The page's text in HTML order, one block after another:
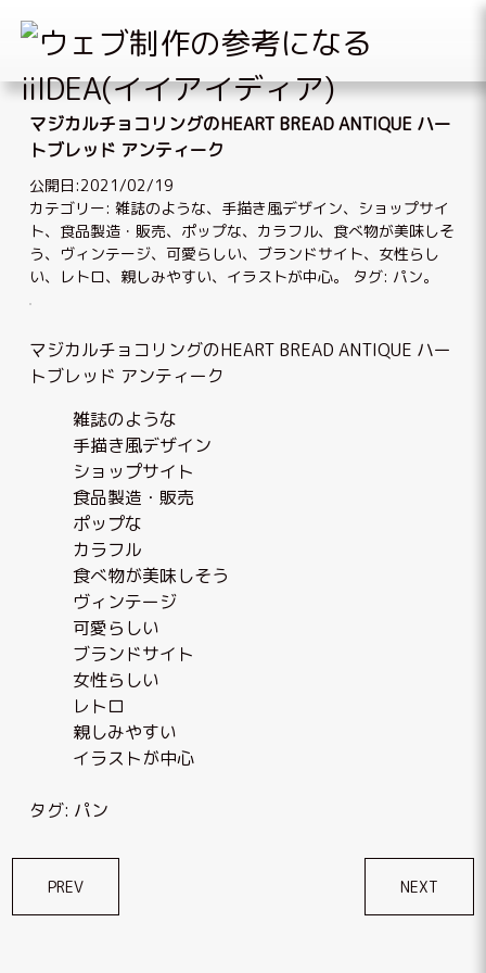
Skip
content
マジカルチョコリングのHEART BREAD ANTIQUE ハー
トブレッド アンティーク
公開日:2021/02/19
カテゴリー:雑誌のような、 手描き風デザイン、 ショップサイ
ト、 食品製造・販売、 ポップな、 カラフル、 食べ物が美味しそ
う、 ヴィンテージ、 可愛らしい、 ブランドサイト、 女性らし
い、 レトロ、 親しみやすい、 イラストが中心。 タグ: パン。
マジカルチョコリングのHEART BREAD ANTIQUE ハー
トブレッド アンティーク
雑誌のような
手描き風デザイン
ショップサイト
食品製造・販売
ポップな
カラフル
食べ物が美味しそう
ヴィンテージ
可愛らしい
ブランドサイト
女性らしい
レトロ
親しみやすい
イラストが中心
タグ: パン
稿
PREV NEXT